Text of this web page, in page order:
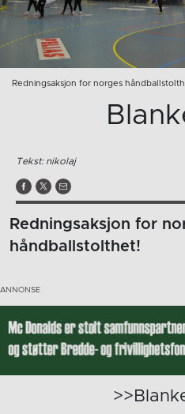
Redningsaksjon for norges
Tekst: nikolaj
Redningsaksjon for
håndballstolthet!